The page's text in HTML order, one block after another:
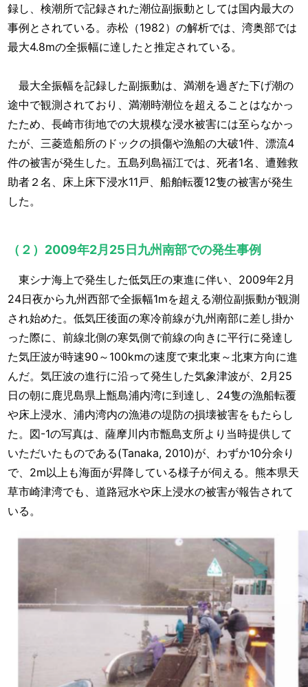
録し、検潮所で記録された潮位副振動としては国内最大の
事例とされている。赤松（1982）の解析では、湾奥部では
最大4.8mの全振幅に達したと推定されている。
最大全振幅を記録した副振動は、満潮を過ぎた下げ潮の
途中で観測されており、満潮時潮位を超えることはなかっ
たため、長崎市街地での大規模な浸水被害には至らなかっ
たが、三菱造船所のドックの損傷や漁船の大破1件、漂流4
件の被害が発生した。五島列島福江では、死者1名、遭難救
助者２名、床上床下浸水11戸、船舶転覆12隻の被害が発生
した。
（２）2009年2月25日九州南部での発生事例
東シナ海上で発生した低気圧の東進に伴い、2009年2月
24日夜から九州西部で全振幅1mを超える潮位副振動が観測
され始めた。低気圧後面の寒冷前線が九州南部に差し掛か
った際に、前線北側の寒気側で前線の向きに平行に発達し
た気圧波が時速90～100kmの速度で東北東～北東方向に進
んだ。気圧波の進行に沿って発生した気象津波が、2月25
日の朝に鹿児島県上甑島浦内湾に到達し、24隻の漁船転覆
や床上浸水、浦内湾内の漁港の堤防の損壊被害をもたらし
た。図-1の写真は、薩摩川内市甑島支所より当時提供して
いただいたものである(Tanaka, 2010)が、わずか10分余り
で、2m以上も海面が昇降している様子が伺える。熊本県天
草市崎津湾でも、道路冠水や床上浸水の被害が報告されて
いる。